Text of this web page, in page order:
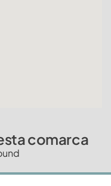
comarca